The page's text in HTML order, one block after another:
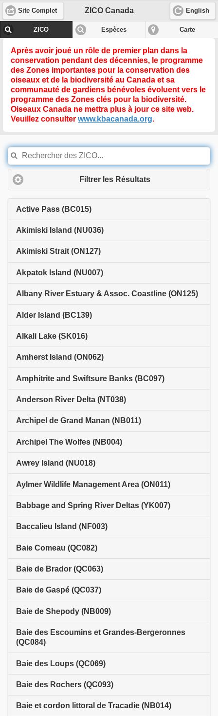
Site Complet ZICO Canada English
ZICO Espèces Carte
Après avoir joué un rôle de premier plan dans la
conservation pendant des décennies, le programme
des Zones importantes pour la conservation des
oiseaux et de la biodiversité au Canada et sa
communauté de gardiens bénévoles évoluent vers le
programme des Zones clés pour la biodiversité.
Oiseaux Canada ne mettra plus à jour ce site web.
Veuillez consulter www.kbacanada.org.
Filtrer les Résultats
Active Pass (BC015)
Akimiski Island (NU036)
Akimiski Strait (ON127)
Akpatok Island (NU007)
Albany River Estuary & Assoc. Coastline (ON125)
Alder Island (BC139)
Alkali Lake (SK016)
Amherst Island (ON062)
Amphitrite and Swiftsure Banks (BC097)
Anderson River Delta (NT038)
Archipel de Grand Manan (NB011)
Archipel The Wolfes (NB004)
Awrey Island (NU018)
Aylmer Wildlife Management Area (ON011)
Babbage and Spring River Deltas (YK007)
Baccalieu Island (NF003)
Baie Comeau (QC082)
Baie de Brador (QC063)
Baie de Gaspé (QC037)
Baie de Shepody (NB009)
Baie des Escoumins et Grandes-Bergeronnes
(QC084)
Baie des Loups (QC069)
Baie des Rochers (QC093)
Baie et cordon littoral de Tracadie (NB014)